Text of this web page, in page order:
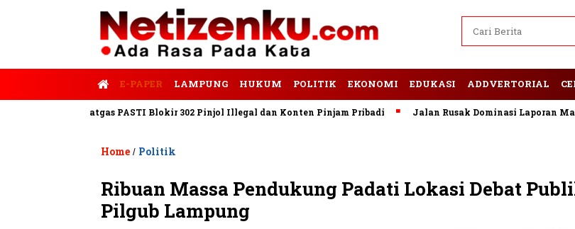
E-PAPER LAMPUNG HUKUM POLITIK EKONOMI EDUKASI ADDVERTORIAL
Satgas PASTI Blokir 302 Pinjol Illegal dan Konten Pinjam Pribadi Jalan Rusak Dominasi Laporan Masuk
Home / Politik
Ribuan Massa Pendukung Padati Lokasi Debat
Pilgub Lampung